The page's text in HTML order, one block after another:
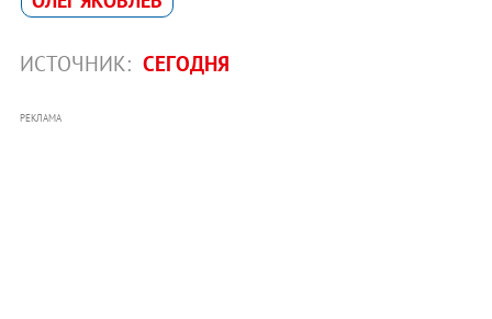
ИСТОЧНИК: СЕГОДНЯ
РЕКЛАМА